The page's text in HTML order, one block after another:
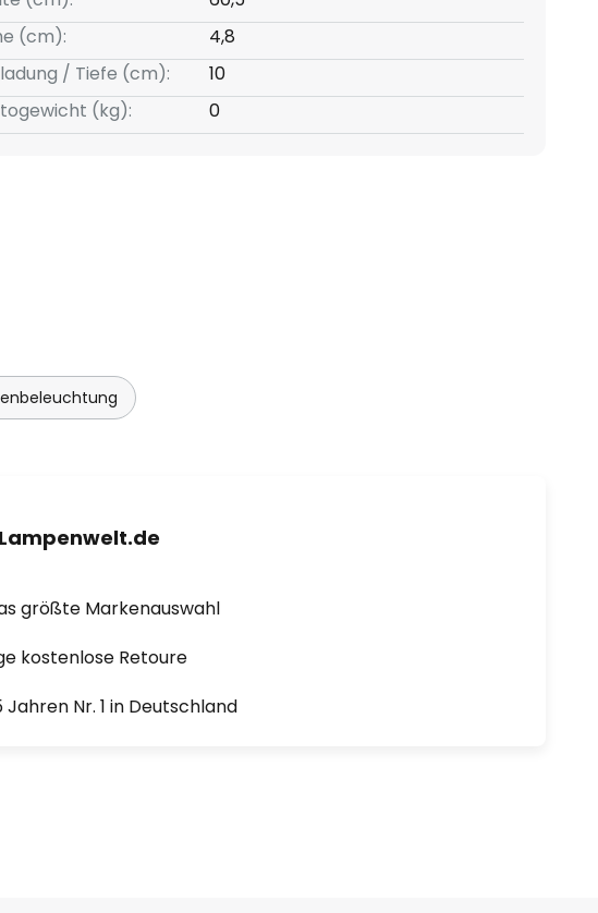
(cm):
4,8
/ Tiefe (cm):
10
(kg):
0
Lampenwelt.de
größte Markenauswahl
kostenlose Retoure
Jahren Nr. 1 in Deutschland